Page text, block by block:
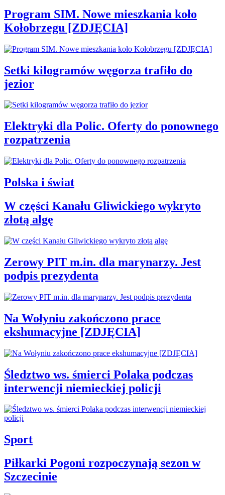
Program SIM. Nowe mieszkania koło
Kołobrzegu [ZDJĘCIA]
Setki kilogramów węgorza trafiło do
jezior
Elektryki dla Polic. Oferty do ponownego
rozpatrzenia
Polska i świat
W części Kanału Gliwickiego wykryto
złotą algę
Zerowy PIT m.in. dla marynarzy. Jest
podpis prezydenta
Na Wołyniu zakończono prace
ekshumacyjne [ZDJĘCIA]
Śledztwo ws. śmierci Polaka podczas
interwencji niemieckiej policji
Sport
Piłkarki Pogoni rozpoczynają sezon w
Szczecinie